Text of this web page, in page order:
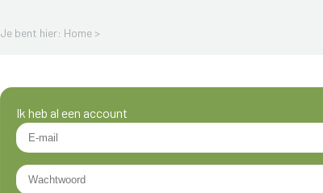
Je bent hier: Home >
Ik heb al een account